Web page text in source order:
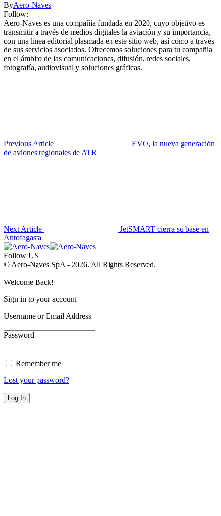
ByAero-Naves
Follow:
Aero-Naves es una compañía fundada en 2020, cuyo objetivo es
transmitir a través de medios digitales la aviación y su importancia,
con una línea editorial plasmada en este sitio web, así como a través
de sus servicios asociados. Ofrecemos soluciones para tu compañía
en el ámbito de las comunicaciones, difusión, redes sociales,
fotografía, audiovisual y soluciones gráficas.
Previous Article
EVO, la nueva generación
de aviones regionales de ATR
Next Article
JetSMART cierra su base en
Antofagasta
Follow US
© Aero-Naves SpA - 2026. All Rights Reserved.
Welcome Back!
Sign in to your account
Username or Email Address
Password
Remember me
Lost your password?